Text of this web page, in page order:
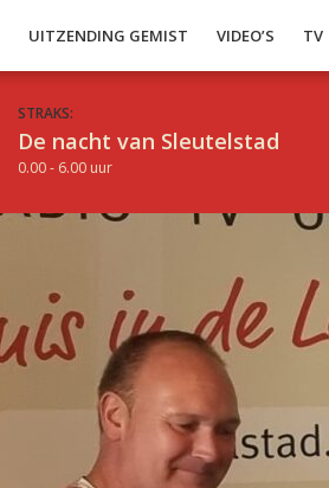
UITZENDING GEMIST VIDEO’S TV
STRAKS:
De nacht van Sleutelstad
0.00 - 6.00 uur